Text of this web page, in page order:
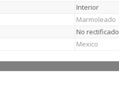
Interior
Marmoleado
No rectificado
Mexico